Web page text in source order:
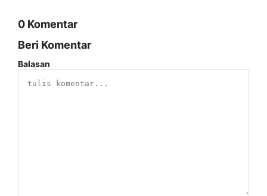
0 Komentar
Beri Komentar
Balasan